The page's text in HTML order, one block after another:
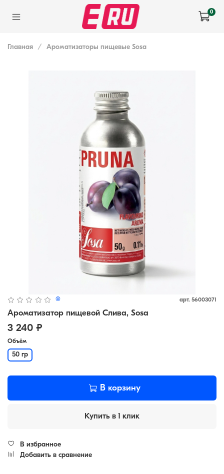
0
Главная Ароматизаторы пищевые Sosa
(0) арт. 56003071
Ароматизатор пищевой Слива, Sosa
3 240 ₽
Объём
50 гр
В корзину
Купить в 1 клик
В избранное
Добавить в сравнение